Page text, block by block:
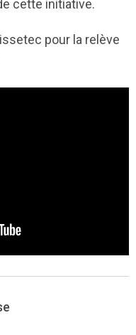
cette initiative.
pour la relève